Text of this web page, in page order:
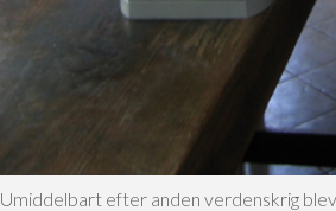
Umiddelbart efter anden verdenskrig